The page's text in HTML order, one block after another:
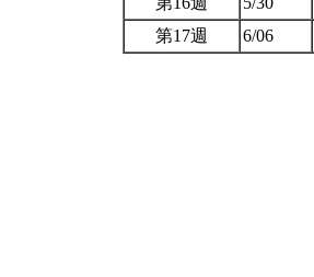
第17週
6/06